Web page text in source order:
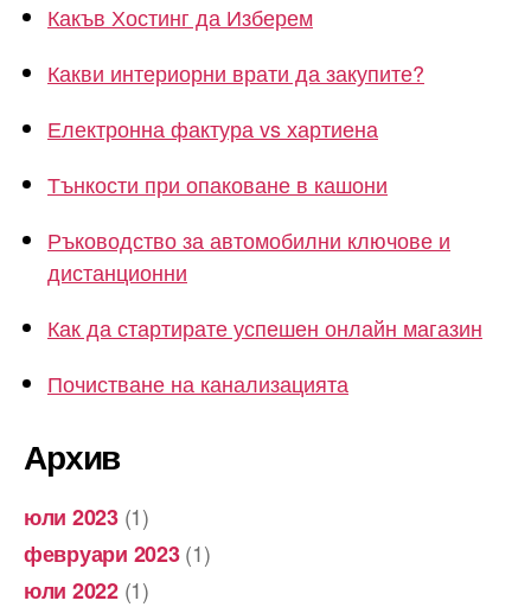
Какъв Хостинг да Изберем
Какви интериорни врати да закупите?
Електронна фактура vs хартиена
Тънкости при опаковане в кашони
Ръководство за автомобилни ключове и
дистанционни
Как да стартирате успешен онлайн магазин
Почистване на канализацията
Архив
юли 2023(1)
февруари 2023(1)
юли 2022(1)